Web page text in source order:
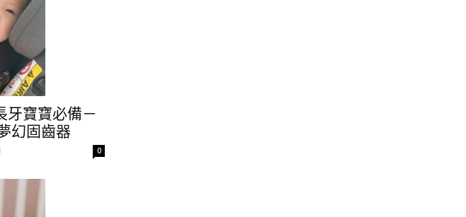
牙寶寶必備－
幻固齒器
0